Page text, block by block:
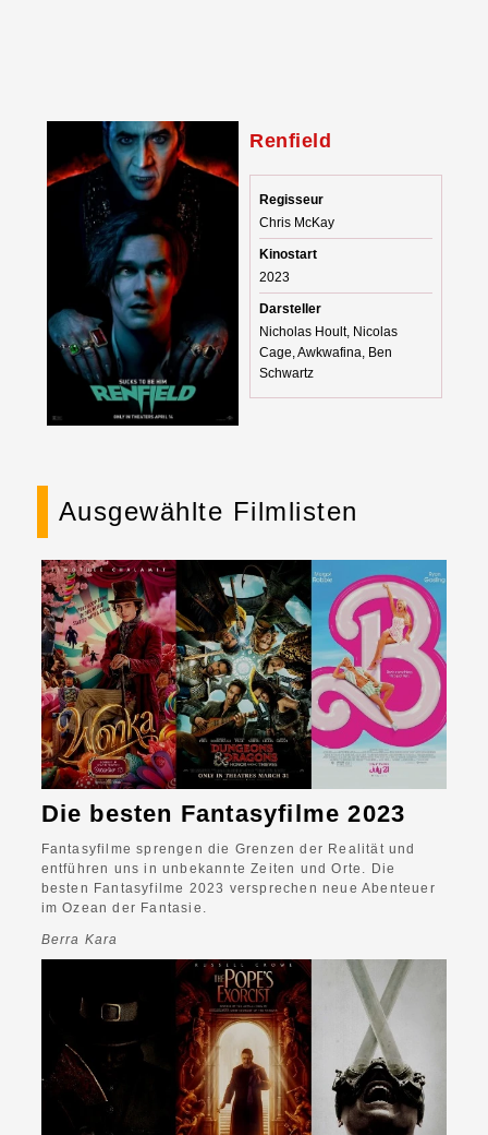
Renfield
Regisseur
Chris McKay
Kinostart
2023
Darsteller
Nicholas Hoult, Nicolas
Cage, Awkwafina, Ben
Schwartz
Ausgewählte Filmlisten
Die besten Fantasyfilme 2023
Fantasyfilme sprengen die Grenzen der Realität und
entführen uns in unbekannte Zeiten und Orte. Die
besten Fantasyfilme 2023 versprechen neue Abenteuer
im Ozean der Fantasie.
Berra Kara